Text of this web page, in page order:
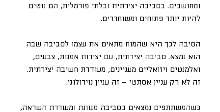
ומחושבים. בסביבה יצירתית ובלתי פורמלית, הם נוטים
להיות יותר פתוחים ומשוחררים.
הסיבה לכך היא שהמוח מתאים את עצמו לסביבה שבה
הוא נמצא. סביבה יצירתית, עם יצירות אמנות, צבעים,
ואלמנטים ויזואליים מעניינים, מעודדת חשיבה יצירתית.
זה לא רק עניין אסתטי – זה עניין נוירולוגי.
כשהמשתתפים נמצאים בסביבה מגוונת ומעוררת השראה,